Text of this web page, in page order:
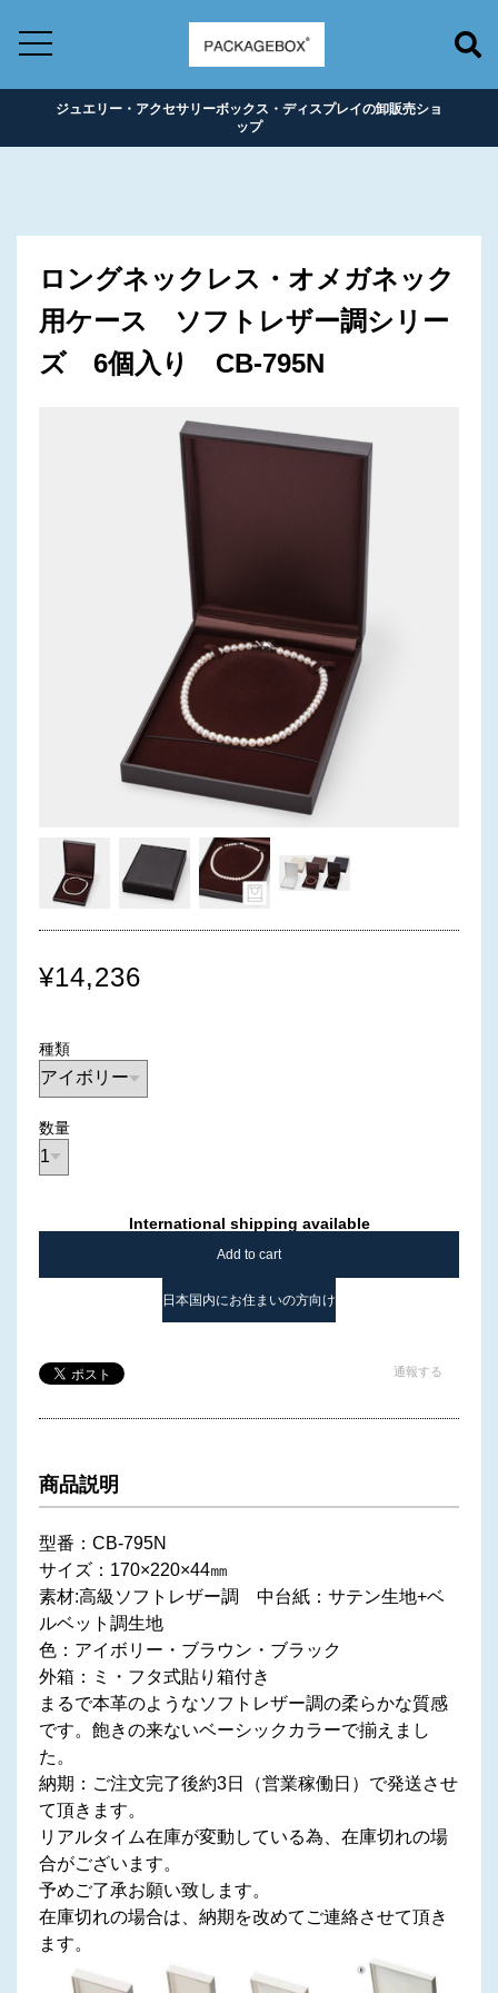
ジュエリー・アクセサリーボックス・ディスプレイの卸販売ショ
ップ
ロングネックレス・オメガネック
用ケース ソフトレザー調シリー
ズ 6個入り CB-795N
¥14,236
種類
数量
International shipping available
Add to cart
日本国内にお住まいの方向け
通報する
商品説明
型番：CB-795N
サイズ：170×220×44㎜
素材:高級ソフトレザー調 中台紙：サテン生地+ベ
ルベット調生地
色：アイボリー・ブラウン・ブラック
外箱：ミ・フタ式貼り箱付き
まるで本革のようなソフトレザー調の柔らかな質感
です。飽きの来ないベーシックカラーで揃えまし
た。
納期：ご注文完了後約3日（営業稼働日）で発送させ
て頂きます。
リアルタイム在庫が変動している為、在庫切れの場
合がございます。
予めご了承お願い致します。
在庫切れの場合は、納期を改めてご連絡させて頂き
ます。